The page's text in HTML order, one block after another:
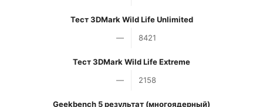
Тест 3DMark Wild Life Unlimited
—
8421
Тест 3DMark Wild Life Extreme
—
2158
Geekbench 5 результат (многоядерный)